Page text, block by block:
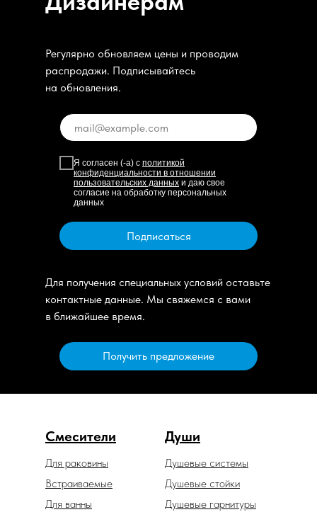
Регулярно обновляем цены и проводим
распродажи. Подписывайтесь
на обновления.
Я согласен (-а) с политикой
конфиденциальности в отношении
пользовательских данных и даю свое
согласие на обработку персональных
данных
Подписаться
Для получения специальных условий оставьте
контактные данные. Мы свяжемся с вами
в ближайшее время.
Получить предложение
Смесители Души
Душевые гарнитуры
Душевые системы
Встраиваемые
Для ванны
Для раковины
Душевые стойки